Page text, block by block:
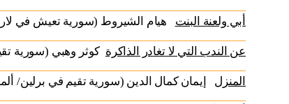
أبي ولعنة البنت هيام الشيروط (سورية تعيش في
عن الندب التي لا تغادر الذاكرة كوثر وهبي (سورية
المنزل إيمان كمال الدين (سورية تقيم في برلين/